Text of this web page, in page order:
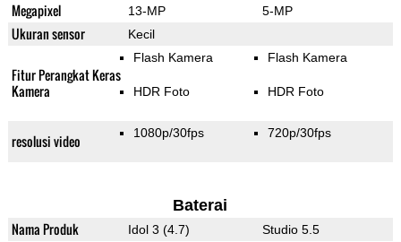
Megapixel 13-MP 5-MP
Ukuran sensor Kecil
Fitur Perangkat Keras
Kamera
Flash Kamera
HDR Foto
Flash Kamera
HDR Foto
resolusi video 1080p/30fps 720p/30fps
Baterai
Nama Produk Idol 3 (4.7) Studio 5.5